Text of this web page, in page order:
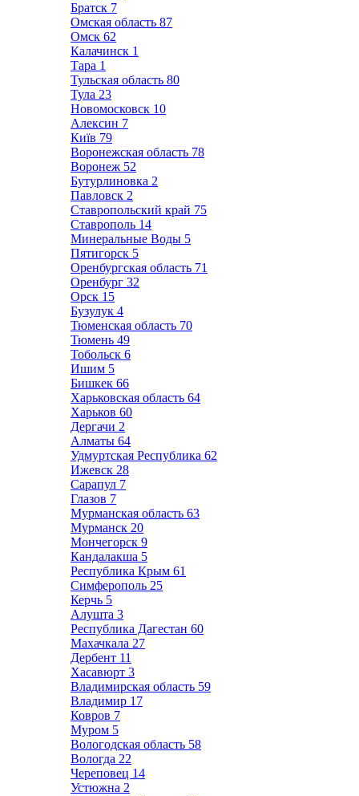
Братск 7
Омская область 87
Омск 62
Калачинск 1
Тара 1
Тульская область 80
Тула 23
Новомосковск 10
Алексин 7
Київ 79
Воронежская область 78
Воронеж 52
Бутурлиновка 2
Павловск 2
Ставропольский край 75
Ставрополь 14
Минеральные Воды 5
Пятигорск 5
Оренбургская область 71
Оренбург 32
Орск 15
Бузулук 4
Тюменская область 70
Тюмень 49
Тобольск 6
Ишим 5
Бишкек 66
Харьковская область 64
Харьков 60
Дергачи 2
Алматы 64
Удмуртская Республика 62
Ижевск 28
Сарапул 7
Глазов 7
Мурманская область 63
Мурманск 20
Мончегорск 9
Кандалакша 5
Республика Крым 61
Симферополь 25
Керчь 5
Алушта 3
Республика Дагестан 60
Махачкала 27
Дербент 11
Хасавюрт 3
Владимирская область 59
Владимир 17
Ковров 7
Муром 5
Вологодская область 58
Вологда 22
Череповец 14
Устюжна 2